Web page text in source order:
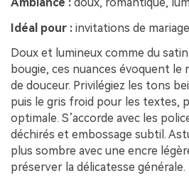
Idéal pour : invitations de
Doux et lumineux comme du
bougie, ces nuances évoquent le
de douceur. Privilégiez les tons
puis le gris froid pour les textes,
optimale. S’accorde avec les
déchirés et embossage subtil.
plus sombre avec une encre
préserver la délicatesse générale.